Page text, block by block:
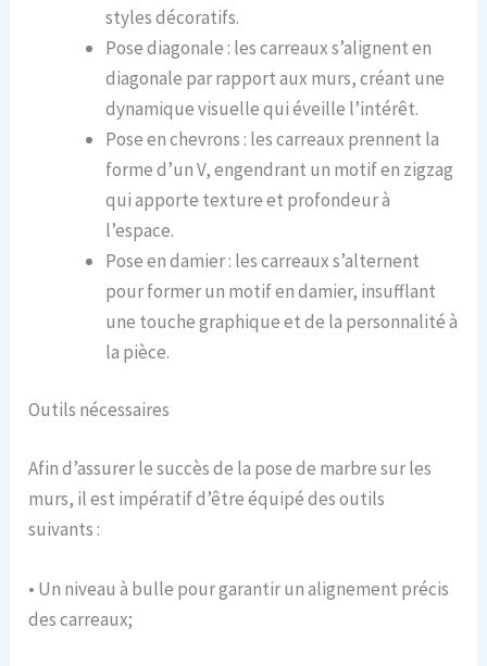
styles décoratifs.
Pose diagonale : les carreaux s’alignent en
diagonale par rapport aux murs, créant une
dynamique visuelle qui éveille l’intérêt.
Pose en chevrons : les carreaux prennent la
forme d’un V, engendrant un motif en zigzag
qui apporte texture et profondeur à
l’espace.
Pose en damier : les carreaux s’alternent
pour former un motif en damier, insufflant
une touche graphique et de la personnalité à
la pièce.
Outils nécessaires
Afin d’assurer le succès de la pose de marbre sur les
murs, il est impératif d’être équipé des outils
suivants :
• Un niveau à bulle pour garantir un alignement précis
des carreaux;